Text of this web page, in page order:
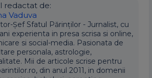
redactat de:
Vaduva
Șef Sfatul Părinților - Jurnalist, cu
experienta in presa scrisa si online,
si social-media. Pasionata de
personala, astrologie,
Mii de articole scrise pentru
din anul 2011, in domenii